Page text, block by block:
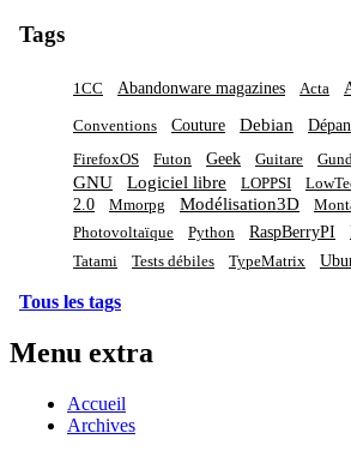
Tags
1CC Abandonware magazines Acta
Conventions Couture Debian
FirefoxOS
Futon Geek Guitare
GNU
Logiciel libre LOPPSI
2.0
Mmorpg Modélisation3D
Photovoltaïque
Python RaspBerryPI
Tatami
Tests débiles TypeMatrix
Tous les tags
Menu extra
Accueil
Archives